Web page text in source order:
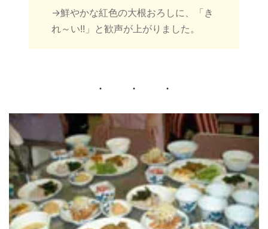
→鮮やかな紅色の大根おろしに、「き
れ～い!!」と歓声が上がりました。